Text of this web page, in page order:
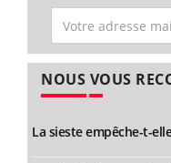
NOUS VOUS
La sieste empêche-t-